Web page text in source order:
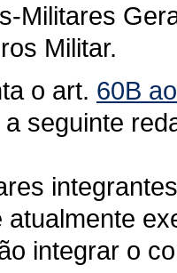
Militares
Militar.
o art. 60B
a seguinte
atualmente
integrar o